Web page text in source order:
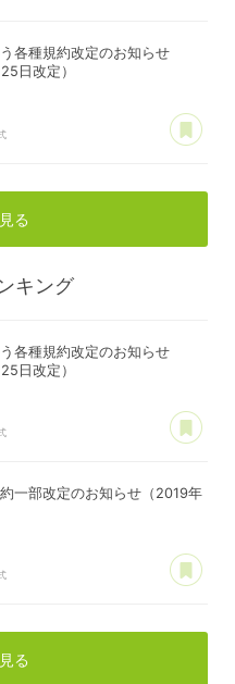
各種規約改定のお知らせ
日改定）
る
キング
各種規約改定のお知らせ
日改定）
一部改定のお知らせ（2019年
る